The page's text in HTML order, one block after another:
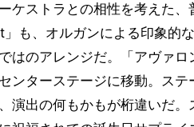
ケストラとの相性を考えた
も、オルガンによる印象的
はのアレンジだ。「アヴァ
ンターステージに移動。ス
演出の何もかもが桁違いだ